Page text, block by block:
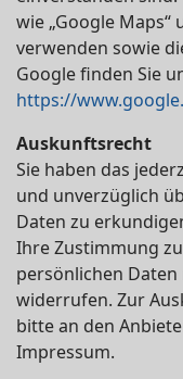
wie „Google
verwenden sowie
Google finden Sie
https://
Auskunftsrecht
Sie haben das
und unverzüglich
Daten zu
Ihre Zustimmung
persönlichen
widerrufen. Zur
bitte an den
Impressum.